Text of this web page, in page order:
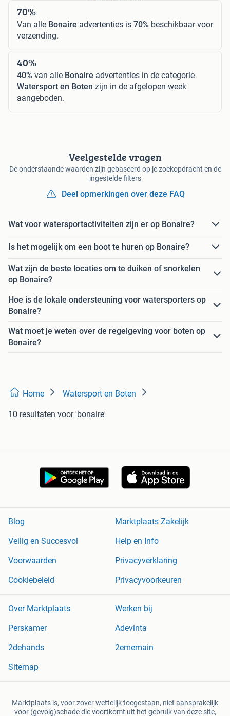
70%
Van alle Bonaire advertenties is 70% beschikbaar voor
verzending.
40%
40% van alle Bonaire advertenties in de categorie
Watersport en Boten zijn in de afgelopen week
aangeboden.
Veelgestelde vragen
De onderstaande waarden zijn gebaseerd op je zoekopdracht en de
ingestelde filters
Deel opmerkingen over deze FAQ
Wat voor watersportactiviteiten zijn er op Bonaire?
Is het mogelijk om een boot te huren op Bonaire?
Wat zijn de beste locaties om te duiken of snorkelen
op Bonaire?
Hoe is de lokale ondersteuning voor watersporters op
Bonaire?
Wat moet je weten over de regelgeving voor boten op
Bonaire?
Home Watersport en Boten
10 resultaten voor 'bonaire'
Blog
Marktplaats Zakelijk
Veilig en Succesvol
Help en Info
Voorwaarden
Privacyverklaring
Cookiebeleid
Privacyvoorkeuren
Over Marktplaats
Werken bij
Perskamer
Adevinta
2dehands
2ememain
Sitemap
Marktplaats is, voor zover wettelijk toegestaan, niet aansprakelijk
voor (gevolg)schade die voortkomt uit het gebruik van deze site,